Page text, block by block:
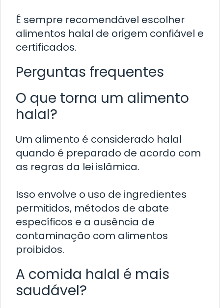
É sempre recomendável escolher
alimentos halal de origem confiável e
certificados.
Perguntas frequentes
O que torna um alimento
halal?
Um alimento é considerado halal
quando é preparado de acordo com
as regras da lei islâmica.
Isso envolve o uso de ingredientes
permitidos, métodos de abate
específicos e a ausência de
contaminação com alimentos
proibidos.
A comida halal é mais
saudável?